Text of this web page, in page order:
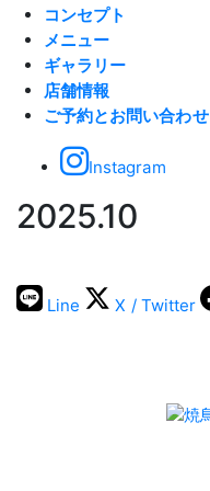
コンセプト
メニュー
ギャラリー
店舗情報
ご予約とお問い合わせ
Instagram
2025.10
Line X / Twitter